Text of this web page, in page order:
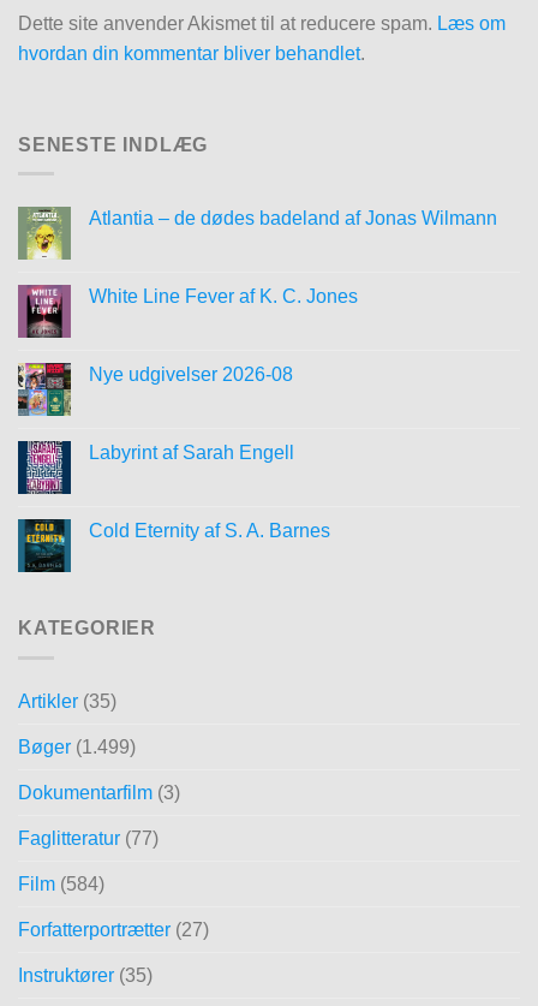
Dette site anvender Akismet til at reducere spam. Læs om
hvordan din kommentar bliver behandlet.
SENESTE INDLÆG
Atlantia – de dødes badeland af Jonas Wilmann
White Line Fever af K. C. Jones
Nye udgivelser 2026-08
Labyrint af Sarah Engell
Cold Eternity af S. A. Barnes
KATEGORIER
Artikler (35)
Bøger (1.499)
Dokumentarfilm (3)
Faglitteratur (77)
Film (584)
Forfatterportrætter (27)
Instruktører (35)